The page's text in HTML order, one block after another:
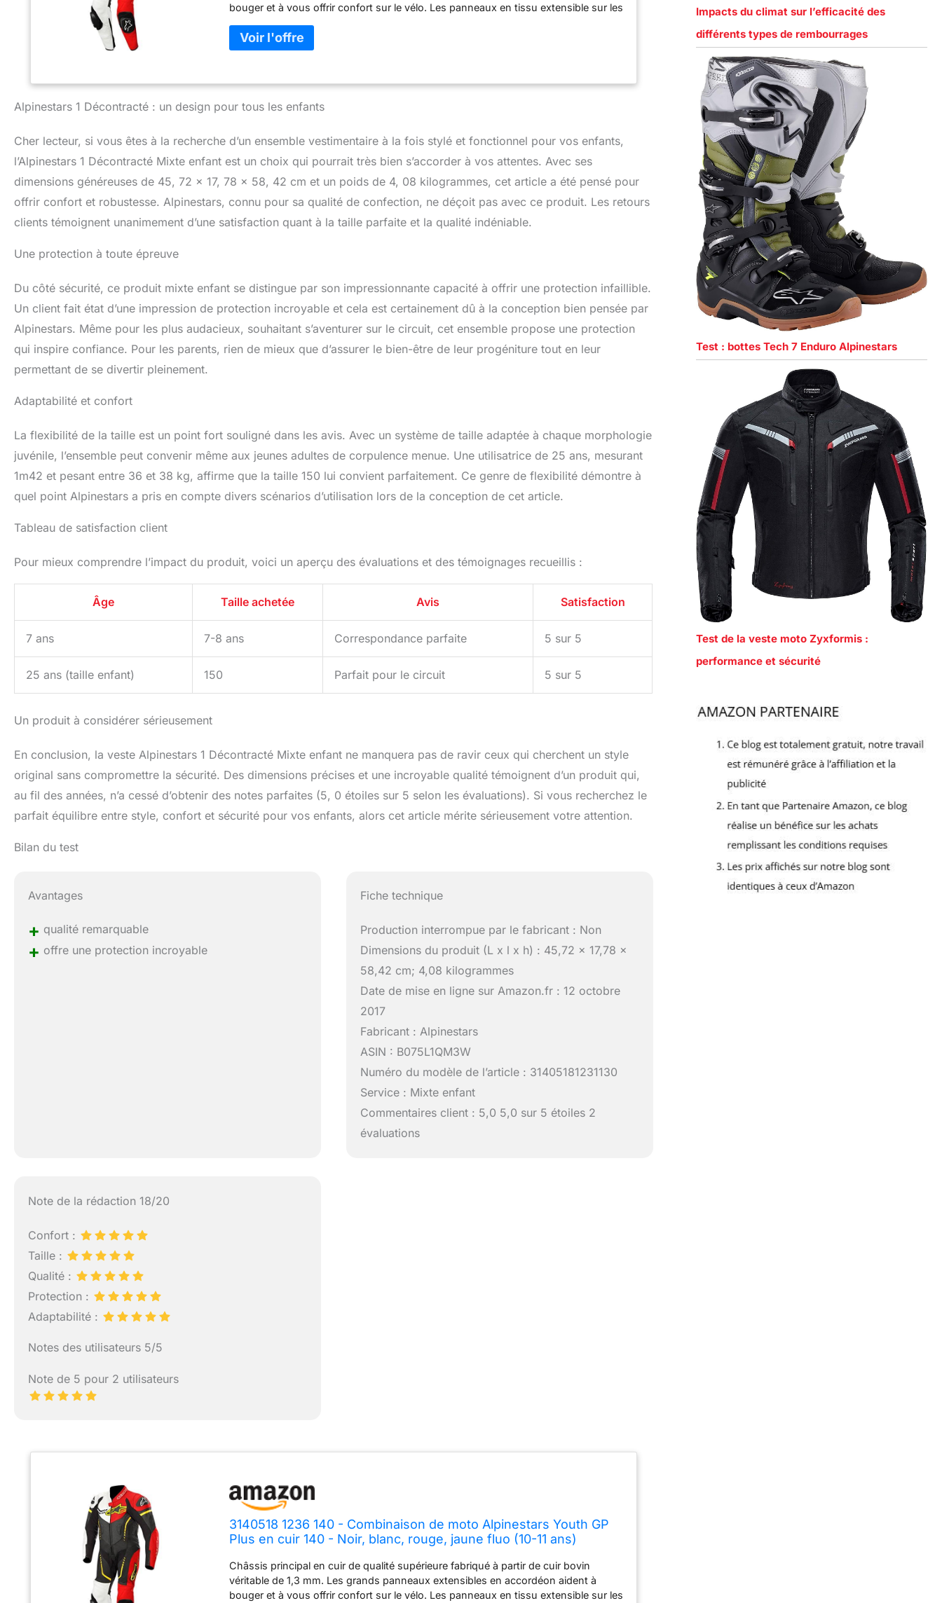
bouger et à vous offrir confort sur le vélo. Les panneaux en tissu extensible sur les
Bosse dorsale ergonomique, sculptée pour une meilleure circulation de l'air et des
performances à haute vitesse. Manches et jambes pré-incurvées.
Alpinestars 1 Décontracté : un design pour tous les enfants
Cher lecteur, si vous êtes à la recherche d’un ensemble vestimentaire à la fois stylé et fonctionnel pour vos enfants,
l’Alpinestars 1 Décontracté Mixte enfant est un choix qui pourrait très bien s’accorder à vos attentes. Avec ses
dimensions généreuses de 45, 72 x 17, 78 x 58, 42 cm et un poids de 4, 08 kilogrammes, cet article a été pensé pour
offrir confort et robustesse. Alpinestars, connu pour sa qualité de confection, ne déçoit pas avec ce produit. Les retours
clients témoignent unanimement d’une satisfaction quant à la taille parfaite et la qualité indéniable.
Une protection à toute épreuve
Du côté sécurité, ce produit mixte enfant se distingue par son impressionnante capacité à offrir une protection infaillible.
Un client fait état d’une impression de protection incroyable et cela est certainement dû à la conception bien pensée par
Alpinestars. Même pour les plus audacieux, souhaitant s’aventurer sur le circuit, cet ensemble propose une protection
qui inspire confiance. Pour les parents, rien de mieux que d’assurer le bien-être de leur progéniture tout en leur
permettant de se divertir pleinement.
Adaptabilité et confort
La flexibilité de la taille est un point fort souligné dans les avis. Avec un système de taille adaptée à chaque morphologie
juvénile, l’ensemble peut convenir même aux jeunes adultes de corpulence menue. Une utilisatrice de 25 ans, mesurant
1m42 et pesant entre 36 et 38 kg, affirme que la taille 150 lui convient parfaitement. Ce genre de flexibilité démontre à
quel point Alpinestars a pris en compte divers scénarios d’utilisation lors de la conception de cet article.
Tableau de satisfaction client
Pour mieux comprendre l’impact du produit, voici un aperçu des évaluations et des témoignages recueillis :
Âge Taille achetée Avis Satisfaction
7 ans 7-8 ans Correspondance parfaite 5 sur 5
25 ans (taille enfant) 150 Parfait pour le circuit 5 sur 5
Un produit à considérer sérieusement
En conclusion, la veste Alpinestars 1 Décontracté Mixte enfant ne manquera pas de ravir ceux qui cherchent un style
original sans compromettre la sécurité. Des dimensions précises et une incroyable qualité témoignent d’un produit qui,
au fil des années, n’a cessé d’obtenir des notes parfaites (5, 0 étoiles sur 5 selon les évaluations). Si vous recherchez le
parfait équilibre entre style, confort et sécurité pour vos enfants, alors cet article mérite sérieusement votre attention.
Bilan du test
Avantages
+ qualité remarquable
+ offre une protection incroyable
Fiche technique
Production interrompue par le fabricant : Non
Dimensions du produit (L x l x h) : 45,72 x 17,78 x
58,42 cm; 4,08 kilogrammes
Date de mise en ligne sur Amazon.fr : 12 octobre
2017
Fabricant : Alpinestars
ASIN : B075L1QM3W
Numéro du modèle de l’article : 31405181231130
Service : Mixte enfant
Commentaires client : 5,0 5,0 sur 5 étoiles 2
évaluations
Note de la rédaction 18/20
Confort :
Taille :
Qualité :
Protection :
Adaptabilité :
Notes des utilisateurs 5/5
Note de 5 pour 2 utilisateurs
3140518 1236 140 - Combinaison de moto Alpinestars Youth GP
Plus en cuir 140 - Noir, blanc, rouge, jaune fluo (10-11 ans)
Châssis principal en cuir de qualité supérieure fabriqué à partir de cuir bovin
véritable de 1,3 mm. Les grands panneaux extensibles en accordéon aident à
bouger et à vous offrir confort sur le vélo. Les panneaux en tissu extensible sur les
Impacts du climat sur l’efficacité des
différents types de rembourrages
Test : bottes Tech 7 Enduro Alpinestars
Test de la veste moto Zyxformis :
performance et sécurité